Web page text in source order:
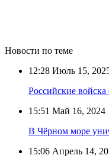
Новости по теме
12:28 Июль 15,
Российские
15:51 Май 16, 2024
В Чёрном море
15:06 Апрель 14,